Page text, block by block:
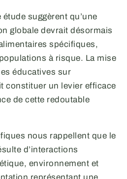
suggèrent qu’une
globale devrait désormais
spécifiques,
à risque. La mise
éducatives sur
constituer un levier efficace
de cette redoutable
nous rappellent que le
d’interactions
environnement et